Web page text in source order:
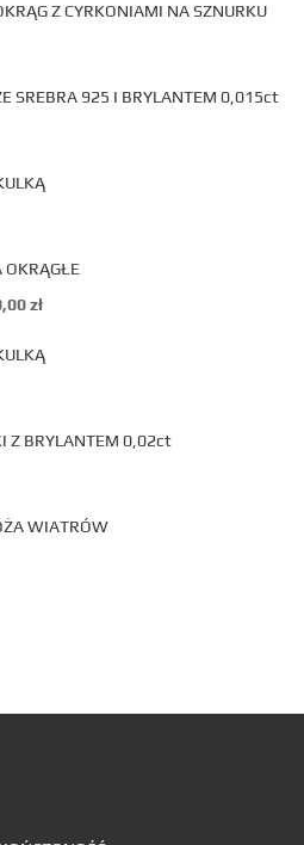
Z CYRKONIAMI NA SZNURKU
SREBRA 925 I BRYLANTEM 0,015ct
OKRĄGŁE
zł
Z BRYLANTEM 0,02ct
WIATRÓW